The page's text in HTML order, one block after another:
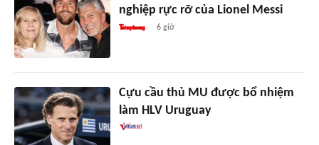
nghiệp rực rỡ của Lionel Messi
6 giờ
Cựu cầu thủ MU được bổ nhiệm
làm HLV Uruguay